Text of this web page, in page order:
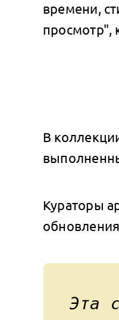
времени,
просмотр",
В
Кураторы
Эта